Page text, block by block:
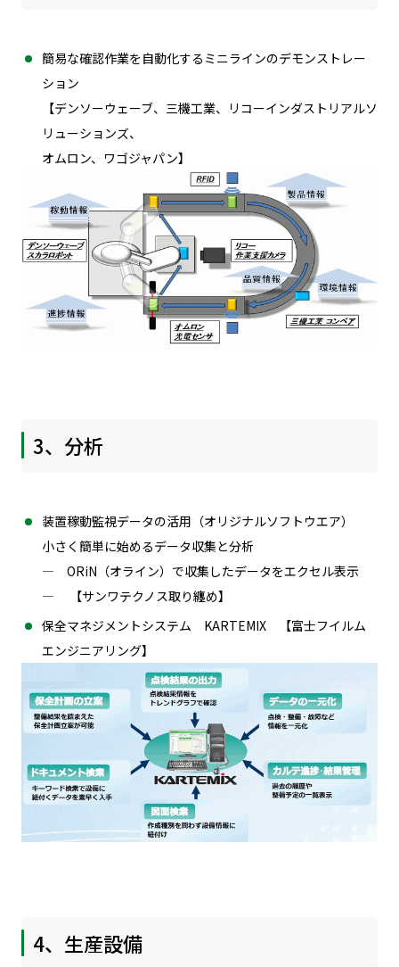
簡易な確認作業を自動化するミニラインのデモンストレー
ション
【デンソーウェーブ、三機工業、リコーインダストリアルソ
リューションズ、
オムロン、ワゴジャパン】
3、分析
装置稼動監視データの活用（オリジナルソフトウエア）
小さく簡単に始めるデータ収集と分析
― ORiN（オライン）で収集したデータをエクセル表示
― 【サンワテクノス取り纏め】
保全マネジメントシステム KARTEMIX 【富士フイルム
エンジニアリング】
4、生産設備